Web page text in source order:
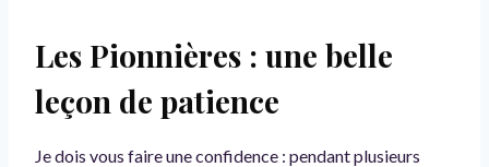
Les Pionnières : une belle
leçon de patience
Je dois vous faire une confidence : pendant plusieurs